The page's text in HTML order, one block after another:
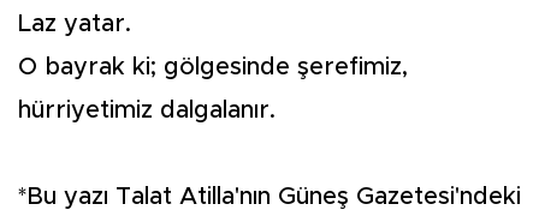
Laz yatar.
O bayrak ki; gölgesinde şerefimiz,
hürriyetimiz dalgalanır.
*Bu yazı Talat Atilla'nın Güneş Gazetesi'ndeki